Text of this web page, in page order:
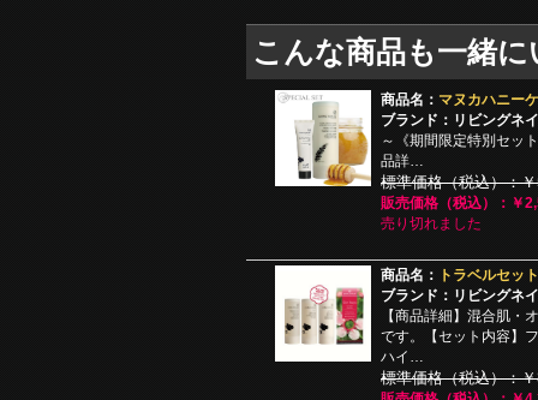
こんな商品も一緒
商品名： マヌカハニー
ブランド：リビングネ
～《期間限定特別セッ
品詳…
標準価格（税込）：
販売価格（税込）：￥
売り切れました
商品名： トラベルセッ
ブランド：リビングネ
【商品詳細】混合肌・
です。【セット内容】
ハイ…
標準価格（税込）：